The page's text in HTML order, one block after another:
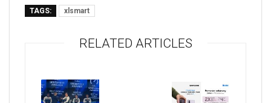
TAGS: xlsmart
RELATED ARTICLES